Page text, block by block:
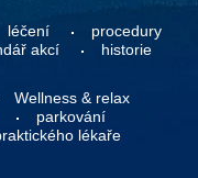
léčení
procedury
akcí
historie
Wellness & relax
parkování
lékaře